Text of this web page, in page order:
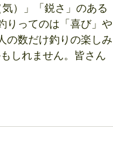
）」「鋭さ」のある
りってのは「喜び」や
の数だけ釣りの楽しみ
しれません。皆さん